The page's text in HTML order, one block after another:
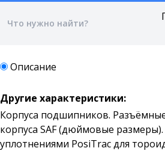
Описание
Другие характеристики:
Корпуса подшипников.
корпуса SAF (дюймовые размеры).
уплотнениями PosiTrac для